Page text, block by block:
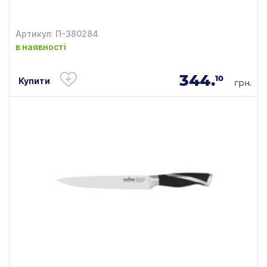
Артикул: П-380284
в наявності
Купити 344.10 грн.